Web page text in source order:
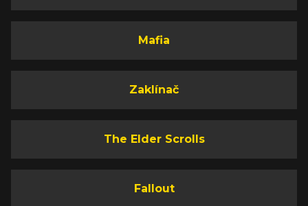
Mafia
Zaklínač
The Elder Scrolls
Fallout